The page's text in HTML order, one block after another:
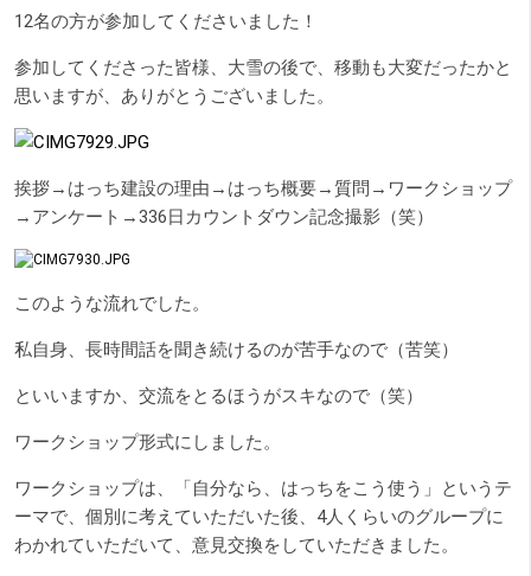
12名の方が参加してくださいました！
参加してくださった皆様、大雪の後で、移動も大変だったかと
思いますが、ありがとうございました。
挨拶→はっち建設の理由→はっち概要→質問→ワークショップ
→アンケート→336日カウントダウン記念撮影（笑）
このような流れでした。
私自身、長時間話を聞き続けるのが苦手なので（苦笑）
といいますか、交流をとるほうがスキなので（笑）
ワークショップ形式にしました。
ワークショップは、「自分なら、はっちをこう使う」というテ
ーマで、個別に考えていただいた後、4人くらいのグループに
わかれていただいて、意見交換をしていただきました。